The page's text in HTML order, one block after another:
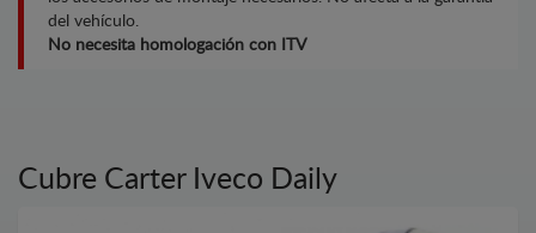
del vehículo.
No necesita homologación con ITV
Cubre Carter Iveco Daily